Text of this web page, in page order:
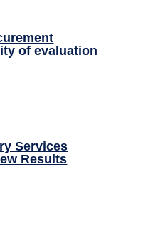
of evaluation
Services
Results